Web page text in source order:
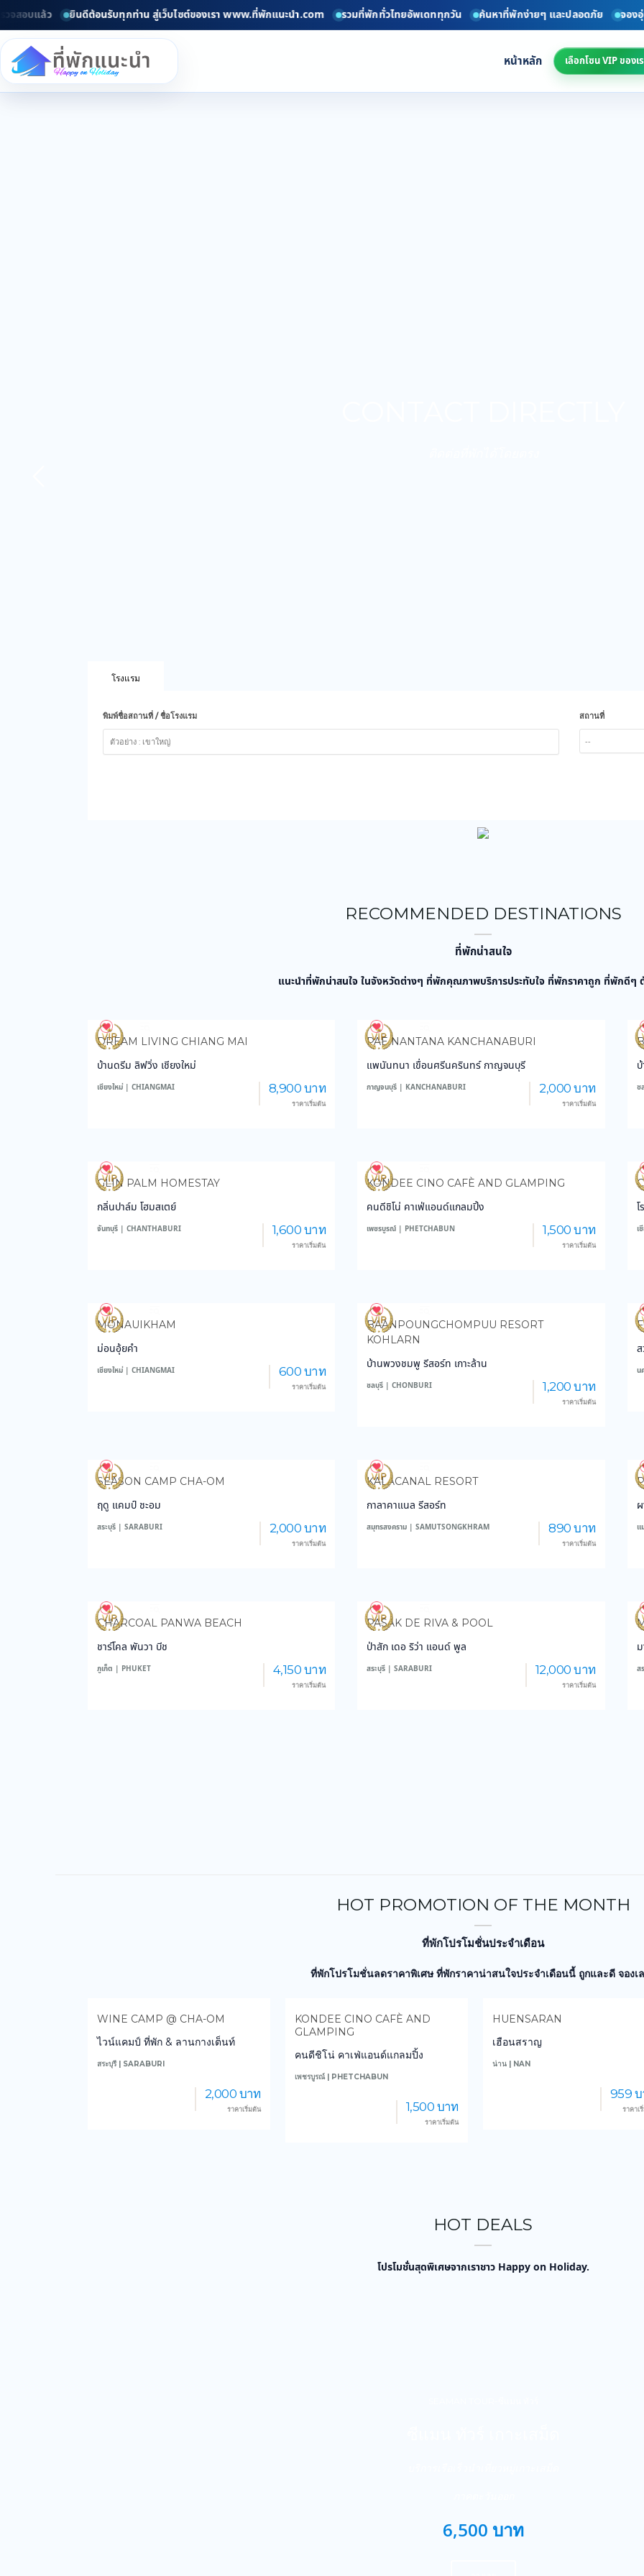
อบแล้ว ยินดีต้อนรับทุกท่าน สู่เว็บไซต์ของเรา www.ที่พักแนะนำ.com รวมที่พักทั่วไทยอัพเดททุกวัน ค้นหาที่พักง่ายๆ และปลอดภัย จองอุ่น
หน้าหลัก เลือกโซน VIP ของเ
โรงแรม
พิมพ์ชื่อสถานที่ / ชื่อโรงแรม สถานที่
--
RECOMMENDED DESTINATIONS
ที่พักน่าสนใจ
แนะนำที่พักน่าสนใจ ในจังหวัดต่างๆ ที่พักคุณภาพบริการประทับใจ ที่พักราคาถูก ที่พักดีๆ
971
DREAM LIVING CHIANG MAI
บ้านดรีม ลิฟวิ่ง เชียงใหม่
เชียงใหม่ | CHIANGMAI 8,900 บาท
ราคาเริ่มต้น
3,877
PAE NANTANA KANCHANABURI
แพนันทนา เขื่อนศรีนครินทร์ กาญจนบุรี
กาญจนบุรี | KANCHANABURI 2,000 บาท
ราคาเริ่มต้น
ช
3,768
GLIN PALM HOMESTAY
กลิ่นปาล์ม โฮมสเตย์
จันทบุรี | CHANTHABURI 1,600 บาท
ราคาเริ่มต้น
3,176
KONDEE CINO CAFÈ AND GLAMPING
คนดีชิโน่ คาเฟ่แอนด์แกลมปิ้ง
เพชรบูรณ์ | PHETCHABUN 1,500 บาท
ราคาเริ่มต้น
เ
3,984
MONAUIKHAM
ม่อนอุ้ยคำ
เชียงใหม่ | CHIANGMAI 600 บาท
ราคาเริ่มต้น
4,186
BAANPOUNGCHOMPUU RESORT
KOHLARN
บ้านพวงชมพู รีสอร์ท เกาะล้าน
ชลบุรี | CHONBURI 1,200 บาท
ราคาเริ่มต้น
น
3,564
SEASON CAMP CHA-OM
ฤดู แคมป์ ชะอม
สระบุรี | SARABURI 2,000 บาท
ราคาเริ่มต้น
3,423
KALACANAL RESORT
กาลาคาแนล รีสอร์ท
สมุทรสงคราม | SAMUTSONGKHRAM 890 บาท
ราคาเริ่มต้น
แ
3,589
CHARCOAL PANWA BEACH
ชาร์โคล พันวา บีช
ภูเก็ต | PHUKET 4,150 บาท
ราคาเริ่มต้น
3,837
PASAK DE RIVA & POOL
ป่าสัก เดอ ริว่า แอนด์ พูล
สระบุรี | SARABURI 12,000 บาท
ราคาเริ่มต้น
ส
HOT PROMOTION OF THE MONTH
ที่พักโปรโมชั่นประจำเดือน
ที่พักโปรโมชั่นลดราคาพิเศษ ที่พักราคาน่าสนใจประจำเดือนนี้ ถูกและดี จองเ
KONDEE CINO CAFÈ AND
1,500 บาท
HUENSARAN
ราคาเริ่มต้น
PAE PATHOMPORN
แพปฐมพร กาญจนบุรี
กาญจนบุรี | KANCHANABURI
1,000
ราคา
HOT DEALS
โปรโมชั่นสุดพิเศษจากเราชาว Happy on Holiday.
6,500 บาท